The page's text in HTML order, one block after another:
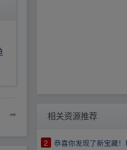
➦ 相关资源推荐
2
恭喜你发现了新宝藏